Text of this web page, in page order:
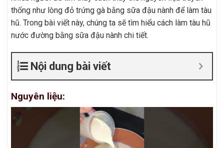
thống như lòng đỏ trứng gà bằng sữa đậu nành để làm tàu
hũ. Trong bài viết này, chúng ta sẽ tìm hiểu cách làm tàu hũ
nước đường bằng sữa đậu nành chi tiết.
Nội dung bài viết
Nguyên liệu: